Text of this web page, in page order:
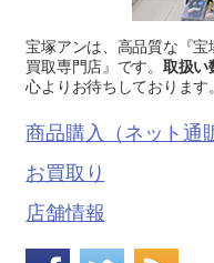
宝塚アンは、高品質な『
買取専門店』です。 取扱い
心よりお待ちしております
商品購入（ネット通
お買取り
店舗情報